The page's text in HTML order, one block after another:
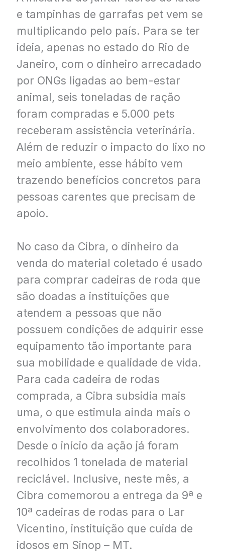
e tampinhas de garrafas pet vem se
multiplicando pelo país. Para se ter
ideia, apenas no estado do Rio de
Janeiro, com o dinheiro arrecadado
por ONGs ligadas ao bem-estar
animal, seis toneladas de ração
foram compradas e 5.000 pets
receberam assistência veterinária.
Além de reduzir o impacto do lixo no
meio ambiente, esse hábito vem
trazendo benefícios concretos para
pessoas carentes que precisam de
apoio.
No caso da Cibra, o dinheiro da
venda do material coletado é usado
para comprar cadeiras de roda que
são doadas a instituições que
atendem a pessoas que não
possuem condições de adquirir esse
equipamento tão importante para
sua mobilidade e qualidade de vida.
Para cada cadeira de rodas
comprada, a Cibra subsidia mais
uma, o que estimula ainda mais o
envolvimento dos colaboradores.
Desde o início da ação já foram
recolhidos 1 tonelada de material
reciclável. Inclusive, neste mês, a
Cibra comemorou a entrega da 9ª e
10ª cadeiras de rodas para o Lar
Vicentino, instituição que cuida de
idosos em Sinop – MT.